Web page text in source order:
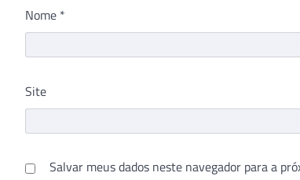
Nome *
Site
Salvar meus dados neste navegador para a